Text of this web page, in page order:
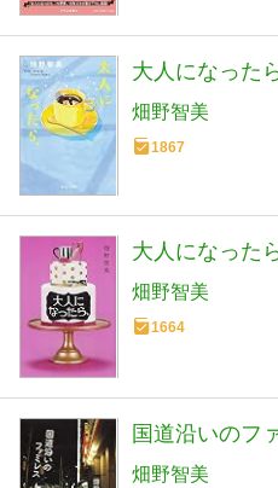
大人になった
畑野智美
1867
大人になった
畑野智美
1664
国道沿いのフ
畑野智美